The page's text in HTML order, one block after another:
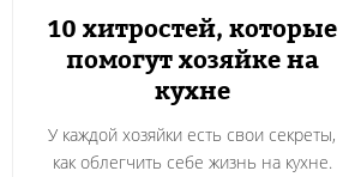
10 хитростей, которые
помогут хозяйке на
кухне
У каждой хозяйки есть свои секреты,
как облегчить себе жизнь на кухне.